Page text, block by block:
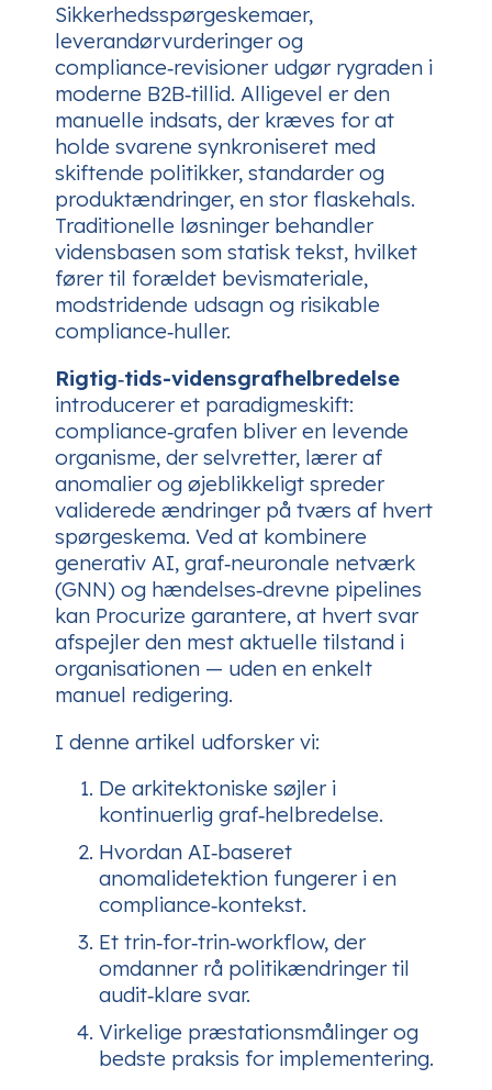
Sikkerhedsspørgeskemaer,
leverandørvurderinger og
compliance‑revisioner udgør rygraden i
moderne B2B‑tillid. Alligevel er den
manuelle indsats, der kræves for at
holde svarene synkroniseret med
skiftende politikker, standarder og
produktændringer, en stor flaskehals.
Traditionelle løsninger behandler
vidensbasen som statisk tekst, hvilket
fører til forældet bevismateriale,
modstridende udsagn og risikable
compliance‑huller.
Rigtig‑tids-vidensgrafhelbredelse
introducerer et paradigmeskift:
compliance‑grafen bliver en levende
organisme, der selvretter, lærer af
anomalier og øjeblikkeligt spreder
validerede ændringer på tværs af hvert
spørgeskema. Ved at kombinere
generativ AI, graf‑neuronale netværk
(GNN) og hændelses‑drevne pipelines
kan Procurize garantere, at hvert svar
afspejler den mest aktuelle tilstand i
organisationen — uden en enkelt
manuel redigering.
I denne artikel udforsker vi:
De arkitektoniske søjler i
kontinuerlig graf‑helbredelse.
Hvordan AI‑baseret
anomalidetektion fungerer i en
compliance‑kontekst.
Et trin‑for‑trin‑workflow, der
omdanner rå politikændringer til
audit‑klare svar.
Virkelige præstationsmålinger og
bedste praksis for implementering.